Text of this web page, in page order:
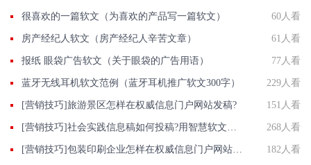
很喜欢的一篇软文（为喜欢的产品写一篇软文） 60人看
房产经纪人软文（房产经纪人辛苦文章） 61人看
报纸 眼袋广告软文（关于眼袋的广告用语） 77人看
蓝牙无线耳机软文范例（蓝牙耳机推广软文300字） 229人看
[营销技巧]旅游景区怎样在权威信息门户网站发稿? 151人看
268人看
182人看